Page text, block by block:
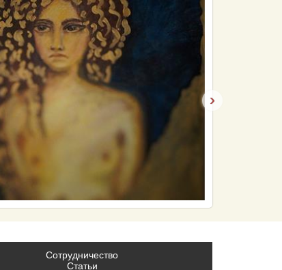
›
Сотрудничество
Статьи